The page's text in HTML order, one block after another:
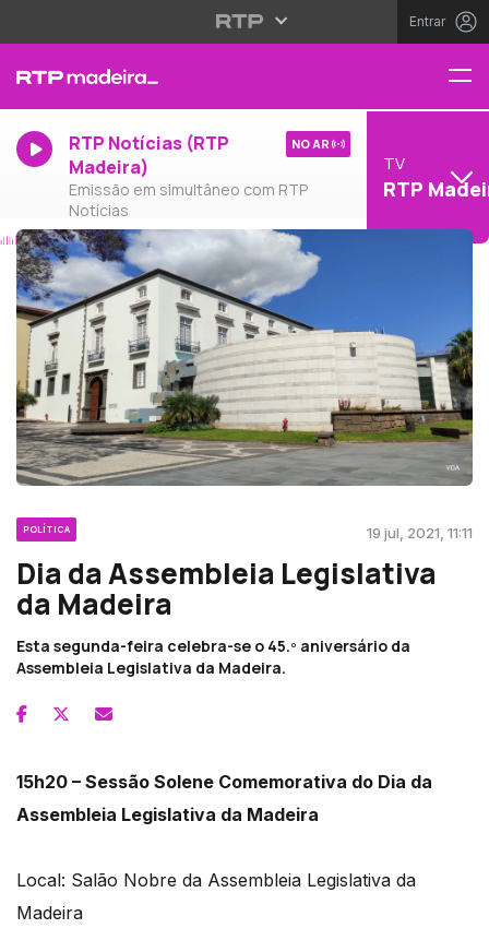
Entrar
RTP Notícias (RTP
Madeira)
Emissão em simultâneo com RTP
Notícias
NO AR
TV
RTP
POLÍTICA 19 jul, 2021, 11:11
Dia da Assembleia Legislativa
da Madeira
Esta segunda-feira celebra-se o 45.º aniversário da
Assembleia Legislativa da Madeira.
15h20 – Sessão Solene Comemorativa do Dia da
Assembleia Legislativa da Madeira
Local: Salão Nobre da Assembleia Legislativa da
Madeira